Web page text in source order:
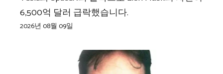
6,500억 달러 급락했습니다.
2026년 08월 09일